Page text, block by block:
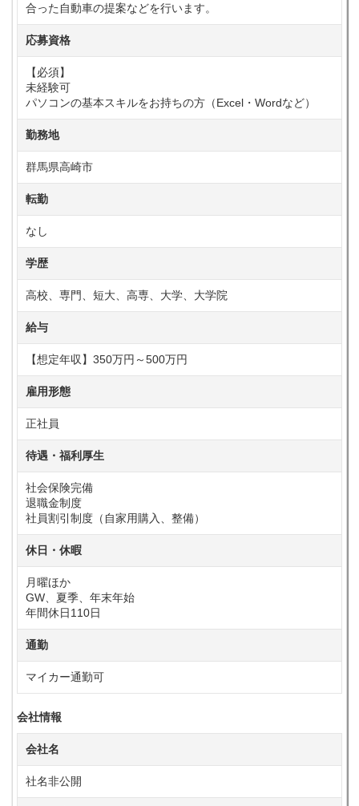
合った自動車の提案などを行います。
応募資格
【必須】
未経験可
パソコンの基本スキルをお持ちの方（Excel・Wordなど）
勤務地
群馬県高崎市
転勤
なし
学歴
高校、専門、短大、高専、大学、大学院
給与
【想定年収】350万円～500万円
雇用形態
正社員
待遇・福利厚生
社会保険完備
退職金制度
社員割引制度（自家用購入、整備）
休日・休暇
月曜ほか
GW、夏季、年末年始
年間休日110日
通勤
マイカー通勤可
会社情報
会社名
社名非公開